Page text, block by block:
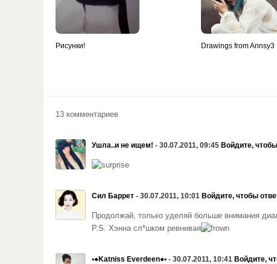
Рисунки! Drawings from Annsy3
13 комментариев
Ушла..и не ищем! - 30.07.2011, 09:45 Войдите,
Сил Баррет - 30.07.2011, 10:01 Войдите, чтобы
Продолжай, только уделяй больше внимания
P.S. Хэнна сл*шком ревнивая
▪●Katniss Everdeen●▪ - 30.07.2011, 10:41 Войдите,